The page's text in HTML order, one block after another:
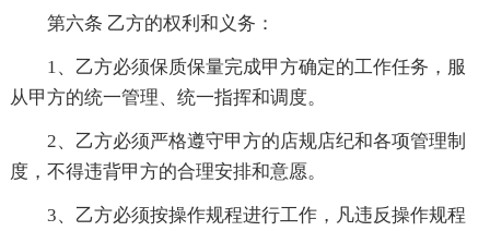
第六条 乙方的权利和义务：
1、乙方必须保质保量完成甲方确定的工作任务，服
从甲方的统一管理、统一指挥和调度。
2、乙方必须严格遵守甲方的店规店纪和各项管理制
度，不得违背甲方的合理安排和意愿。
3、乙方必须按操作规程进行工作，凡违反操作规程